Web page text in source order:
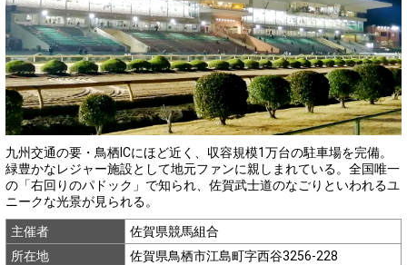
九州交通の要・鳥栖ICにほど近く、収容規模1万台の駐車場を完備。
緑豊かなレジャー施設として地元ファンに親しまれている。全国唯一
の「右回りのパドック」で知られ、佐賀武士道のなごりといわれるユ
ニークな光景が見られる。
主催者
佐賀県競馬組合
所在地
佐賀県鳥栖市江島町字西谷3256-228